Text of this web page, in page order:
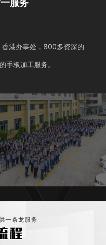
服务
港办事处，800多资深的
手板加工服务。
一条龙服务
程